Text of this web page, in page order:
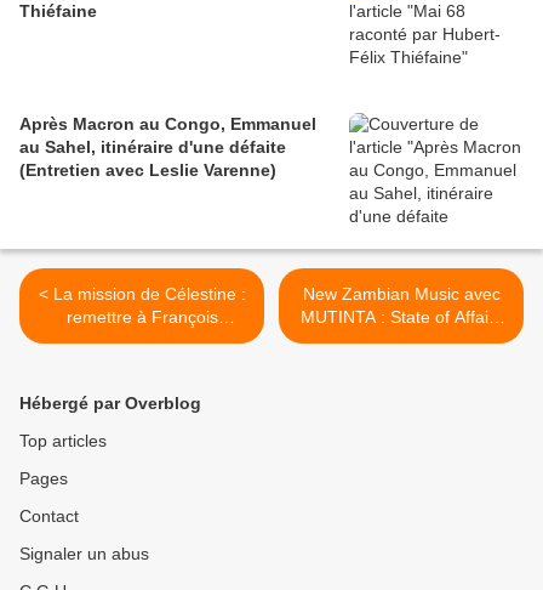
Thiéfaine
Après Macron au Congo, Emmanuel
au Sahel, itinéraire d'une défaite
(Entretien avec Leslie Varenne)
< La mission de Célestine :
remettre à François
Hollande la lettre à
New Zambian Music avec
MUTINTA : State of Affairs
>
Hébergé par Overblog
Top articles
Pages
Contact
Signaler un abus